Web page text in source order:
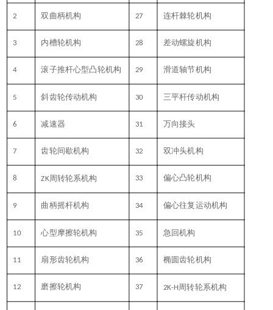
2 双曲柄机构 27 连杆棘轮机构
3 内槽轮机构 28 差动螺旋机构
4 滚子推杆心型凸轮机构 29 滑道轴节机构
5 斜齿轮传动机构 30 三平杆传动机构
6 减速器 31 万向接头
7 齿轮间歇机构 32 双冲头机构
8 ZK周转轮系机构 33 偏心凸轮机构
9 曲柄摇杆机构 34 偏心往复运动机构
10 心型摩擦轮机构 35 急回机构
11 扇形齿轮机构 36 椭圆齿轮机构
12 磨擦轮机构 37 2K-H周转轮系机构